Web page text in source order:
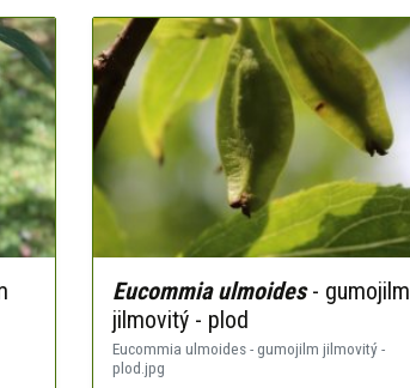
Eucommia ulmoides- gumojilm
jilmovitý - plod
Eucommia ulmoides - gumojilm jilmovitý -
plod.jpg